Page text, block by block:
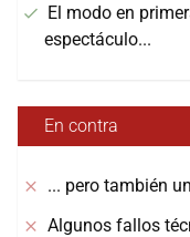
El modo en
espectáculo...
En contra
... pero también
Algunos fallos